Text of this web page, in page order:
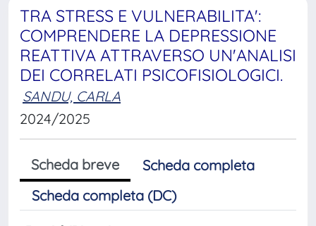
TRA STRESS E VULNERABILITA':
COMPRENDERE LA DEPRESSIONE
REATTIVA ATTRAVERSO UN'ANALISI
DEI CORRELATI PSICOFISIOLOGICI.
SANDU, CARLA
2024/2025
Scheda breve
Scheda completa
Scheda completa (DC)